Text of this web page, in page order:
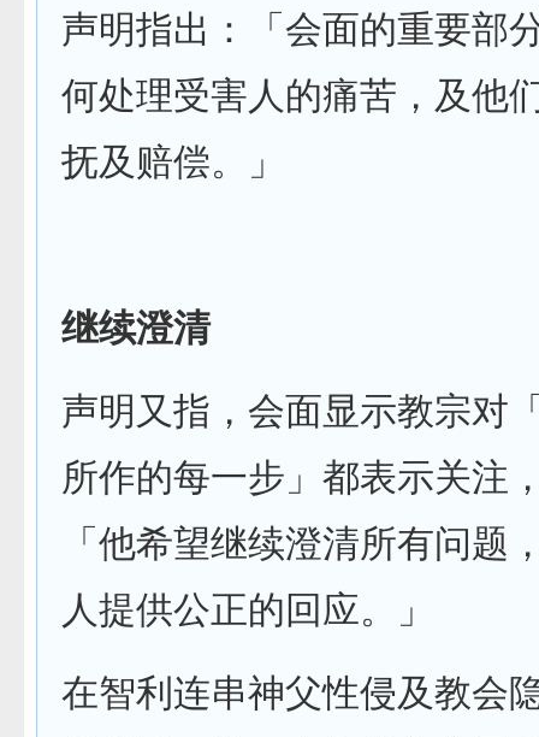
声明指出：「会面的重要部
何处理受害人的痛苦，及他
抚及赔偿。」
继续澄清
声明又指，会面显示教宗对
所作的每一步」都表示关注
「他希望继续澄清所有问题
人提供公正的回应。」
在智利连串神父性侵及教会